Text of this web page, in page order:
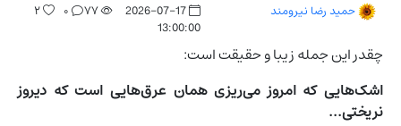
حمید رضا نیرومند
2026-07-17
13:00:00
۷۷ ۰ ۲
چقدر این جمله زیبا و حقیقت است:
اشک‌هایی که امروز می‌ریزی همان عرق‌هایی است که دیروز
نریختی...